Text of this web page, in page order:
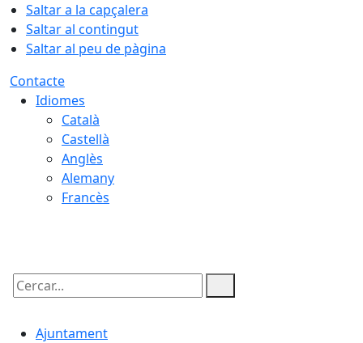
Saltar a la capçalera
Saltar al contingut
Saltar al peu de pàgina
Contacte
Idiomes
Català
Castellà
Anglès
Alemany
Francès
Cercar:
Ajuntament